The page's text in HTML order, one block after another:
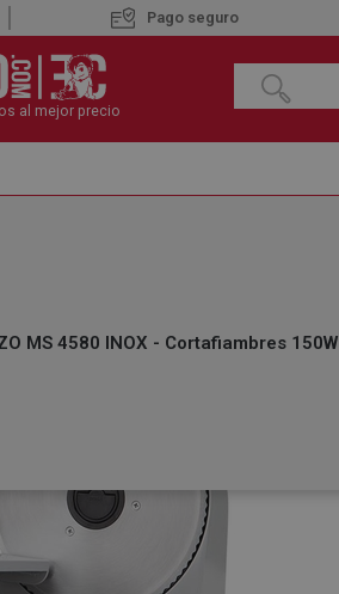
Pago seguro
al mejor precio
MS 4580 INOX - Cortafiambres 150W